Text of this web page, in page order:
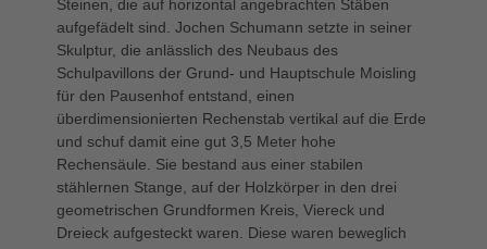
Steinen, die auf horizontal angebrachten Stäben
aufgefädelt sind. Jochen Schumann setzte in seiner
Skulptur, die anlässlich des Neubaus des
Schulpavillons der Grund- und Hauptschule Moisling
für den Pausenhof entstand, einen
überdimensionierten Rechenstab vertikal auf die Erde
und schuf damit eine gut 3,5 Meter hohe
Rechensäule. Sie bestand aus einer stabilen
stählernen Stange, auf der Holzkörper in den drei
geometrischen Grundformen Kreis, Viereck und
Dreieck aufgesteckt waren. Diese waren beweglich